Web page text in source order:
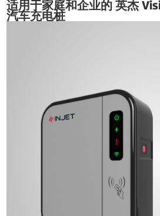
适用于家庭和企业的 英杰
汽车充电桩